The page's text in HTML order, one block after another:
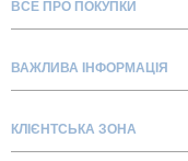
ВСЕ ПРО ПОКУПКИ
Про нас
Блог
ВАЖЛИВА ІНФОРМАЦІЯ
Доставка та оплата
КЛІЄНТСЬКА ЗОНА